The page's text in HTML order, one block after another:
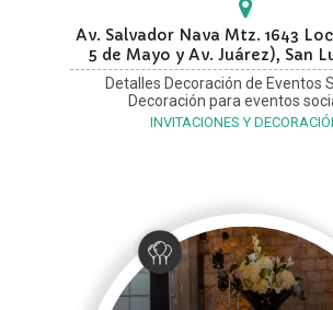
Av. Salvador Nava Mtz. 1643
5 de Mayo y Av. Juárez), San
Detalles Decoración de Eventos
Decoración para eventos
INVITACIONES Y